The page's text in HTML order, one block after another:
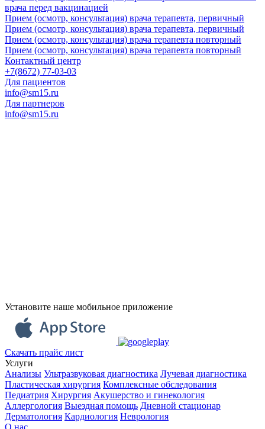
врача перед вакцинацией
Прием (осмотр, консультация) врача терапевта, первичный
Прием (осмотр, консультация) врача терапевта, первичный
Прием (осмотр, консультация) врача терапевта повторный
Прием (осмотр, консультация) врача терапевта повторный
Контактный центр
+7(8672) 77-03-03
Для пациентов
info@sm15.ru
Для партнеров
info@sm15.ru
Установите наше мобильное приложение
Скачать прайс лист
Услуги
Анализы Ультразвуковая диагностика Лучевая диагностика
Пластическая хирургия Комплексные обследования
Педиатрия Хирургия Акушерство и гинекология
Аллергология Выездная помощь Дневной стационар
Дерматология Кардиология Неврология
О нас